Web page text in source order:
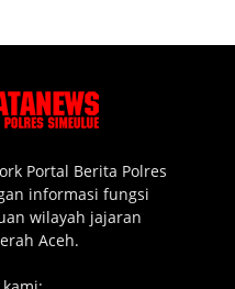
Portal Berita Polres
informasi fungsi
wilayah jajaran
Aceh.